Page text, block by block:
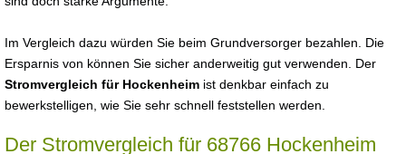
Im Vergleich dazu würden Sie beim Grundversorger bezahlen. Die
Ersparnis von können Sie sicher anderweitig gut verwenden. Der
Stromvergleich für Hockenheim ist denkbar einfach zu
bewerkstelligen, wie Sie sehr schnell feststellen werden.
Der Stromvergleich für 68766 Hockenheim